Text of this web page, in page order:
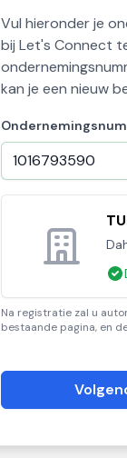
Vul hieronder je
bij Let's Connect
kan je een nieuw
Na registratie zal u
bestaande pagina, en